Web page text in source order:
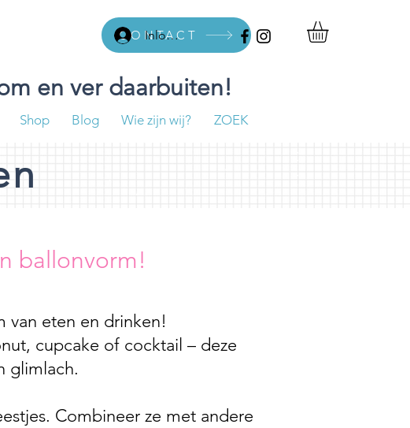
Inloggen
CONTACT
en ver daarbuiten!
Shop Blog Wie zijn wij? ZOEK
ballonvorm!
van eten en drinken!
cupcake of cocktail – deze
glimlach.
Combineer ze met andere